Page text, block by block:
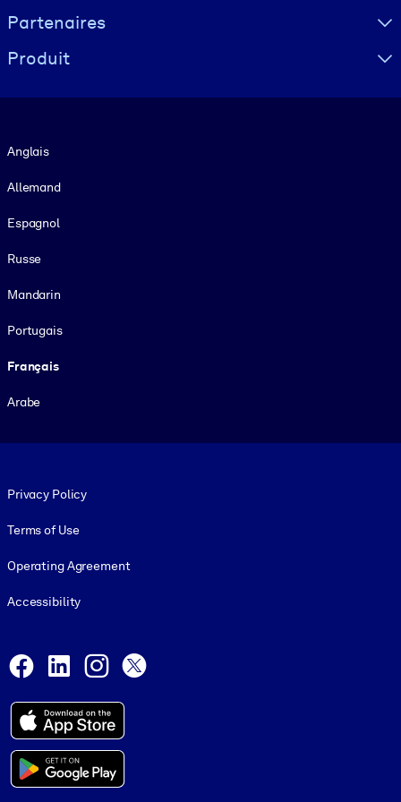
Partenaires
Produit
Anglais
Allemand
Espagnol
Russe
Mandarin
Portugais
Français
Arabe
Privacy Policy
Terms of Use
Operating Agreement
Accessibility
Facebook
LinkedInInstagram